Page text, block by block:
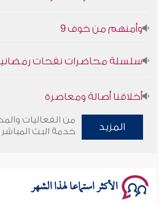
وأمنهم من خوف 9
سلسلة محاضرات نفحات رمضانية
أخلاقنا أصالة ومعاصرة
وأمنهم من خوف 9
المزيد
من الفعاليات
خدمة البث المباشر
الأكثر استماعا لهذا الشهر